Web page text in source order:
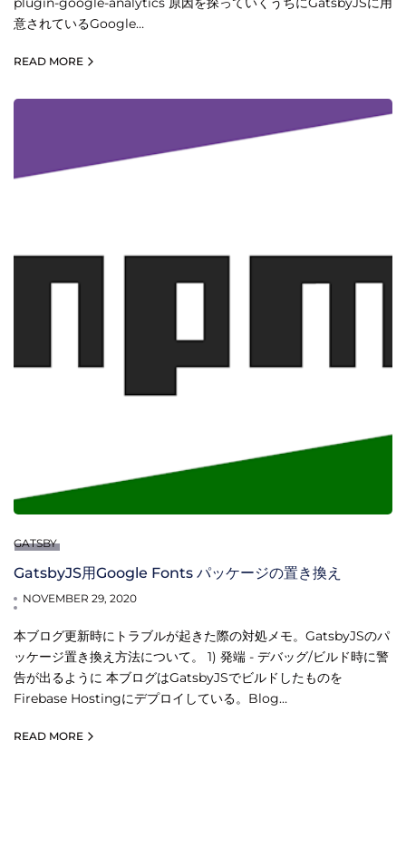
意されているGoogle…
READ MORE
GATSBY
GatsbyJS用Google Fonts パッケージの置き換え
NOVEMBER 29, 2020
本ブログ更新時にトラブルが起きた際の対処メモ。GatsbyJSのパ
ッケージ置き換え方法について。 1) 発端 - デバッグ/ビルド時に警
告が出るように 本ブログはGatsbyJSでビルドしたものを
Firebase Hostingにデプロイしている。Blog…
READ MORE